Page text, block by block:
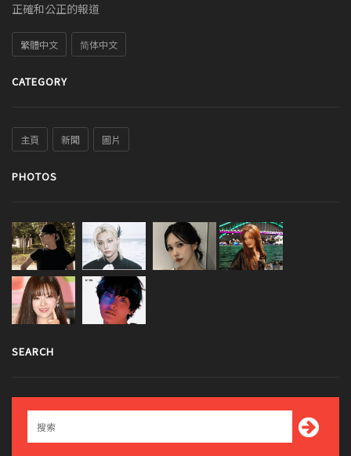
正確和公正的報道
繁體中文 简体中文
CATEGORY
主頁 新聞 圖片
PHOTOS
SEARCH